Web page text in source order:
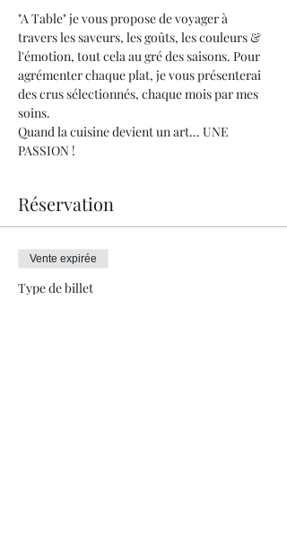
"A Table" je vous propose de voyager à
travers les saveurs, les goûts, les couleurs &
l'émotion, tout cela au gré des saisons. Pour
agrémenter chaque plat, je vous présenterai
des crus sélectionnés, chaque mois par mes
soins.
Quand la cuisine devient un art... UNE
PASSION !
Réservation
Vente expirée
Type de billet